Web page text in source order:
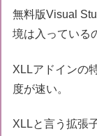
無料版Visual
境は入っている
XLLアドインの
度が速い。
XLLと言う拡張